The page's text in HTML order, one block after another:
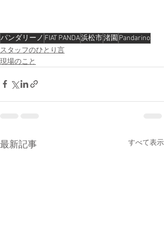
パンダリーノ FIAT PANDA浜松市渚園 Pandarino
スタッフのひとり言
現場のこと
最新記事 すべて表示